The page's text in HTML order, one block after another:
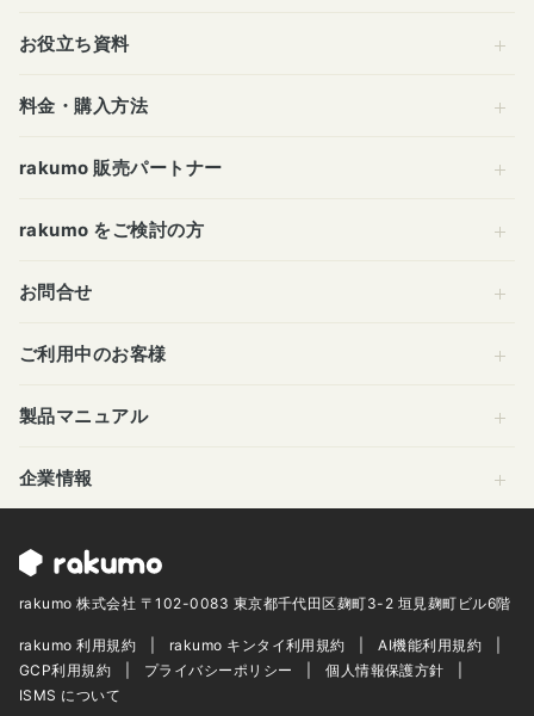
お役立ち資料
料金・購入方法
rakumo 販売パートナー
rakumo をご検討の方
お問合せ
ご利用中のお客様
製品マニュアル
企業情報
rakumo 株式会社 〒102-0083 東京都千代田区麹町3-2 垣見麹町ビル6階
rakumo 利用規約 rakumo キンタイ利用規約
AI機能利用規約
GCP利用規約
プライバシーポリシー
個人情報保護方針
ISMS について